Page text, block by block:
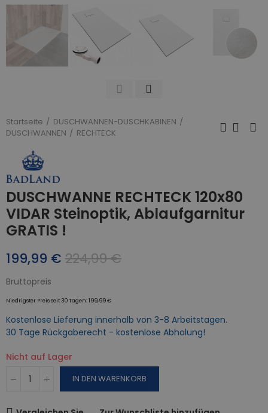
Startseite
DUSCHWANNEN-DUSCHKABINEN
DUSCHWANNEN
RECHTECK
DUSCHWANNE RECHTECK 120x80
VIDAR Steinoptik, Ablaufgarnitur
GRATIS !
199,99 € 224,99 €
Bruttopreis
Niedrigster Preis seit 30 Tagen:199,99 €
Kostenlose Lieferung innerhalb von 3-8 Arbeitstagen.
30 Tage Rückgaberecht - kostenlose Abholung!
Nicht auf Lager
IN DEN WARENKORB